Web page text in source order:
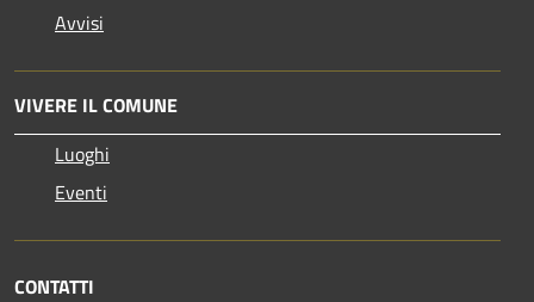
Avvisi
VIVERE IL COMUNE
Luoghi
Eventi
CONTATTI